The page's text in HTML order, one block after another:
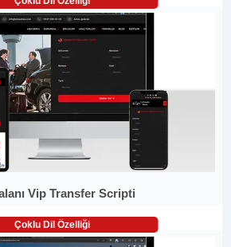
Vip Transfer Scripti
Çoklu Dil Özelliği